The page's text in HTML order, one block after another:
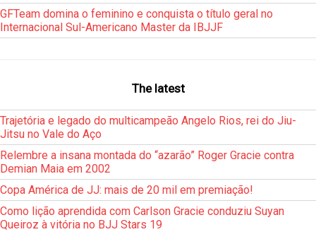
GFTeam domina o feminino e conquista o título geral no
Internacional Sul-Americano Master da IBJJF
The latest
Trajetória e legado do multicampeão Angelo Rios, rei do Jiu-
Jitsu no Vale do Aço
Relembre a insana montada do “azarão” Roger Gracie contra
Demian Maia em 2002
Copa América de JJ: mais de 20 mil em premiação!
Como lição aprendida com Carlson Gracie conduziu Suyan
Queiroz à vitória no BJJ Stars 19